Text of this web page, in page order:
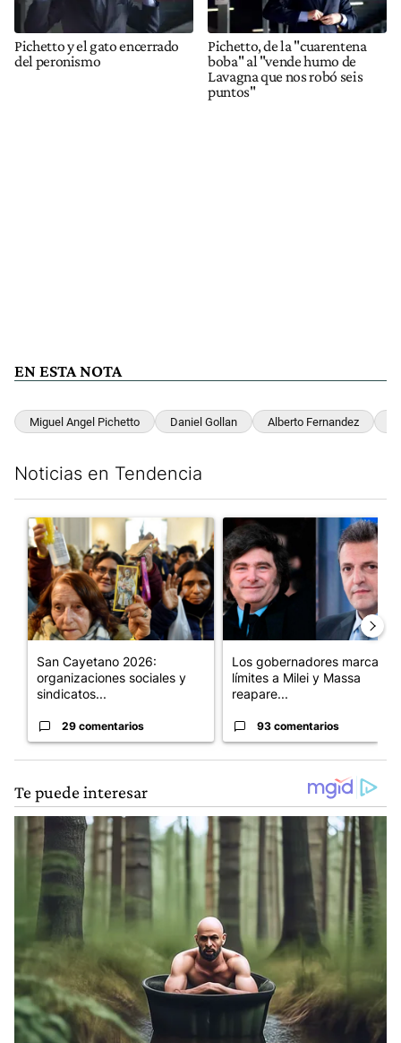
Pichetto y el gato encerrado
del peronismo
Pichetto, de la "cuarentena
boba" al "vende humo de
Lavagna que nos robó seis
puntos"
EN ESTA NOTA
Miguel Angel Pichetto Daniel Gollan Alberto Fernandez
Noticias en Tendencia
Un artículo de tendencia con el título "San Cayetano 2026:
San Cayetano 2026:
organizaciones sociales y
sindicatos...
29 comentarios
Un artículo de tendencia
Los gobernadores marcan
límites a Milei y Massa
reapare...
93 comentarios